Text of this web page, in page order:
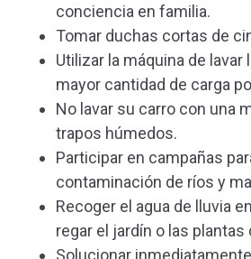
conciencia en familia.
Tomar duchas cortas de
Utilizar la máquina de lavar
mayor cantidad de carga
No lavar su carro con una
trapos húmedos.
Participar en campañas
contaminación de ríos y
Recoger el agua de lluvia
regar el jardín o las plantas
Solucionar